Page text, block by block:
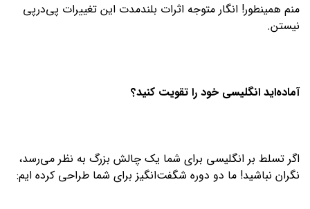
منم همینطور! انگار متوجه اثرات بلندمدت این تغییرات پی‌درپی
نیستن.
آماده‌اید انگلیسی خود را تقویت کنید؟
اگر تسلط بر انگلیسی برای شما یک چالش بزرگ به نظر می‌رسد،
نگران نباشید! ما دو دوره شگفت‌انگیز برای شما طراحی کرده ایم: